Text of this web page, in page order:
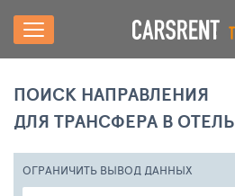
ПОИСК НАПРАВЛЕНИЯ
ДЛЯ ТРАНСФЕРА В ОТЕЛЬ
ОГРАНИЧИТЬ ВЫВОД ДАННЫХ